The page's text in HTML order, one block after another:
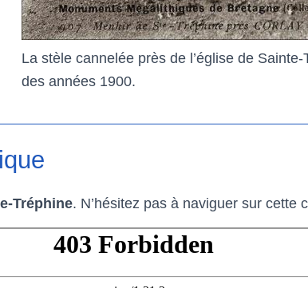
La stèle cannelée près de l’église de
des années 1900.
Tréphine. N’hésitez pas à naviguer sur cette